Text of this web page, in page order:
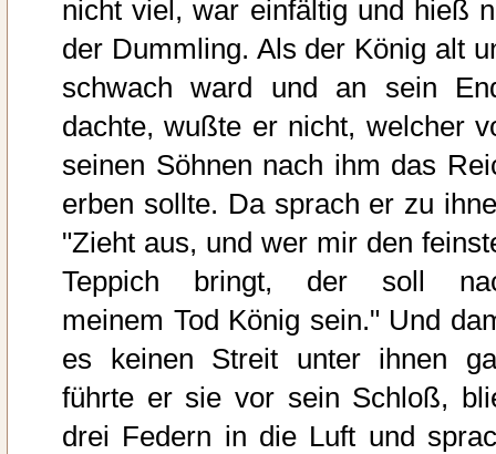
nicht viel, war einfältig und hieß
der Dummling. Als der König alt
schwach ward und an sein
dachte, wußte er nicht, welcher
seinen Söhnen nach ihm das
erben sollte. Da sprach er zu
"Zieht aus, und wer mir den
Teppich bringt, der soll
meinem Tod König sein." Und
es keinen Streit unter ihnen
führte er sie vor sein Schloß,
drei Federn in die Luft und